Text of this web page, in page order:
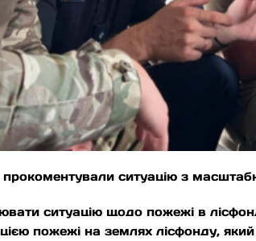
прокоментували ситуацію з
ситуацію щодо пожежі в
пожежі на землях лісфонду,